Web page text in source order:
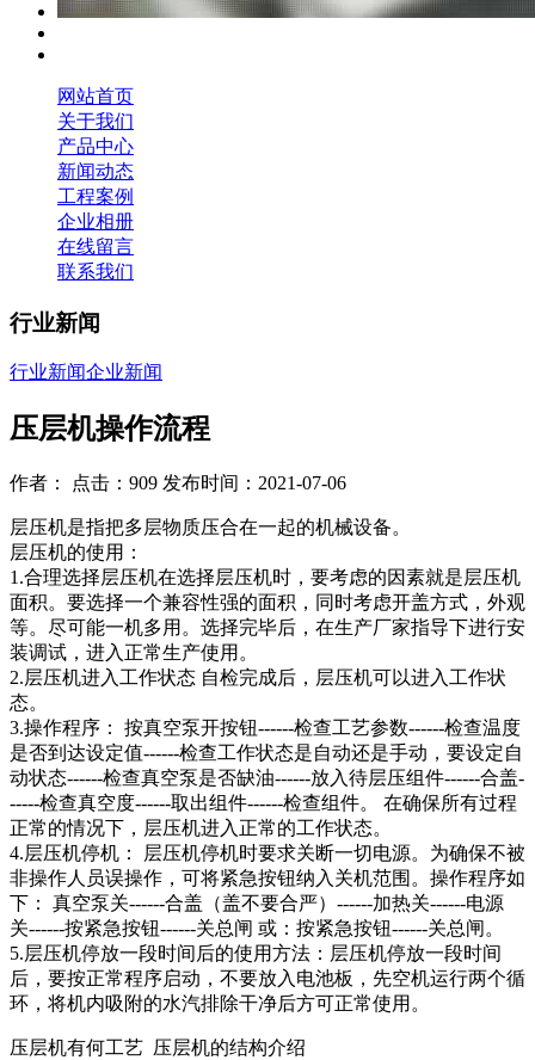
网站首页
关于我们
产品中心
新闻动态
工程案例
企业相册
在线留言
联系我们
行业新闻
行业新闻企业新闻
压层机操作流程
作者： 点击：909 发布时间：2021-07-06
层压机是指把多层物质压合在一起的机械设备。
层压机的使用：
1.合理选择层压机在选择层压机时，要考虑的因素就是层压机
面积。要选择一个兼容性强的面积，同时考虑开盖方式，外观
等。尽可能一机多用。选择完毕后，在生产厂家指导下进行安
装调试，进入正常生产使用。
2.层压机进入工作状态 自检完成后，层压机可以进入工作状
态。
3.操作程序： 按真空泵开按钮------检查工艺参数------检查温度
是否到达设定值------检查工作状态是自动还是手动，要设定自
动状态------检查真空泵是否缺油------放入待层压组件------合盖-
-----检查真空度------取出组件------检查组件。 在确保所有过程
正常的情况下，层压机进入正常的工作状态。
4.层压机停机： 层压机停机时要求关断一切电源。为确保不被
非操作人员误操作，可将紧急按钮纳入关机范围。操作程序如
下： 真空泵关------合盖（盖不要合严）------加热关------电源
关------按紧急按钮------关总闸 或：按紧急按钮------关总闸。
5.层压机停放一段时间后的使用方法：层压机停放一段时间
后，要按正常程序启动，不要放入电池板，先空机运行两个循
环，将机内吸附的水汽排除干净后方可正常使用。
压层机有何工艺 压层机的结构介绍